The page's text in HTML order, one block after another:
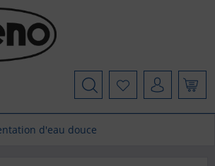
d'eau douce